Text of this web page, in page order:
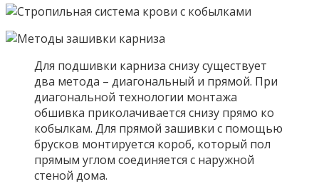
Для подшивки карниза снизу существует
два метода – диагональный и прямой. При
диагональной технологии монтажа
обшивка приколачивается снизу прямо ко
кобылкам. Для прямой зашивки с помощью
брусков монтируется короб, который пол
прямым углом соединяется с наружной
стеной дома.